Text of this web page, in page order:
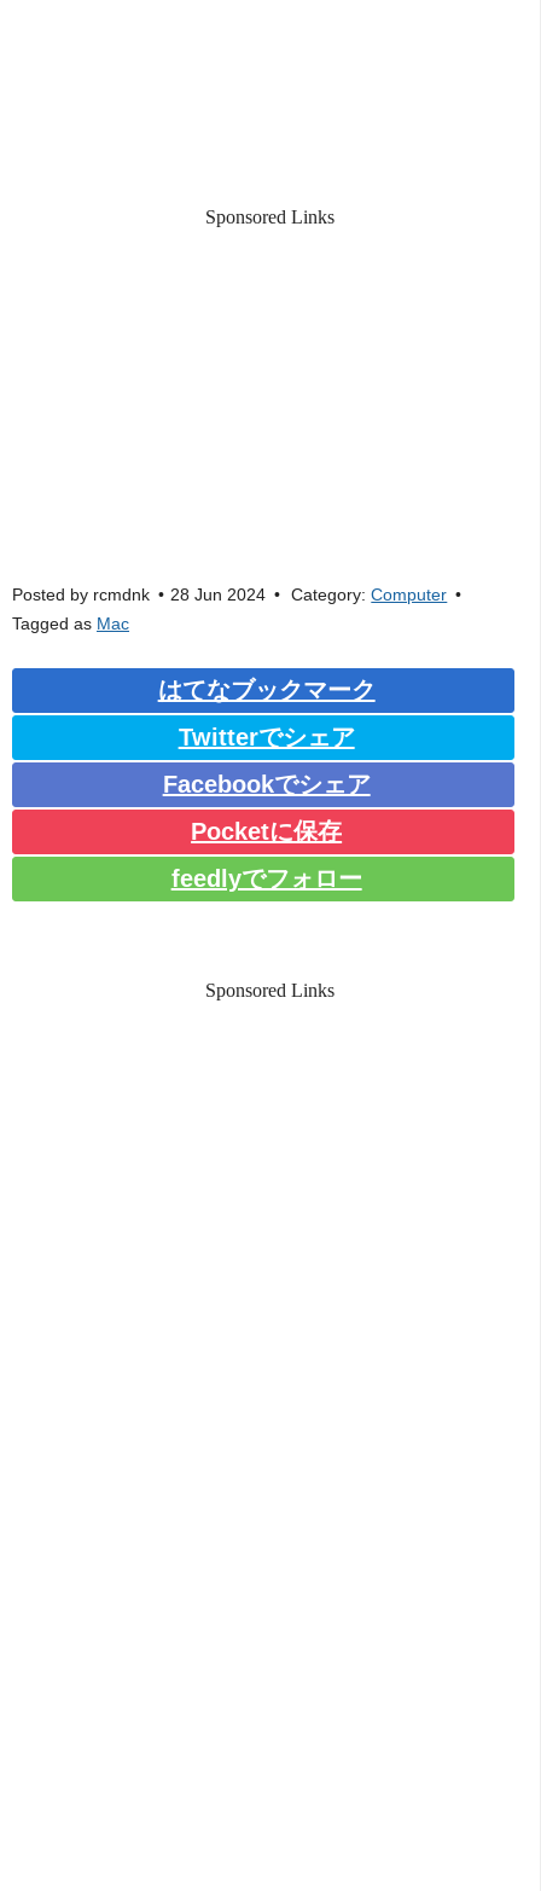
Sponsored Links
Posted by rcmdnk 28 Jun 2024 Category:Computer
Tagged as Mac
はてなブックマーク
Twitterでシェア
Facebookでシェア
Pocketに保存
feedlyでフォロー
Sponsored Links